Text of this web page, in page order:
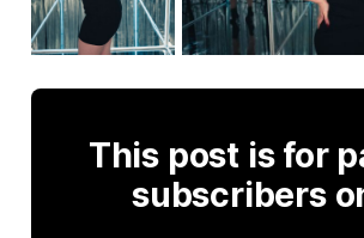
This post is for
subscribers